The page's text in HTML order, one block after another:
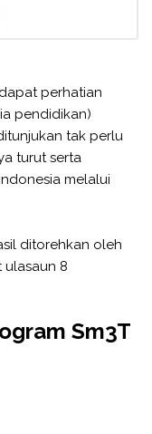
perhatian
pendidikan)
tak perlu
turut serta
melalui
ditorehkan oleh
ulasaun 8
Sm3T